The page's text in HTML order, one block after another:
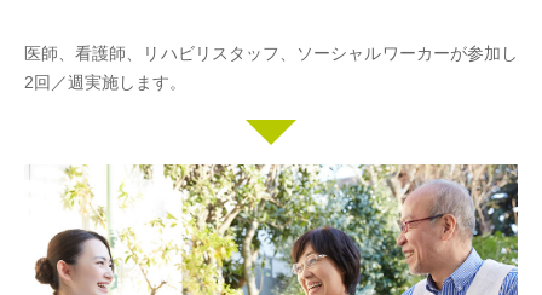
医師、看護師、リハビリスタッフ、ソーシャルワーカーが参加し
2回／週実施します。